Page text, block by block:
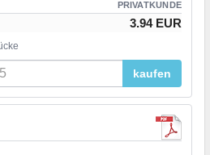
PRIVATKUNDE
3.94 EUR
kaufen